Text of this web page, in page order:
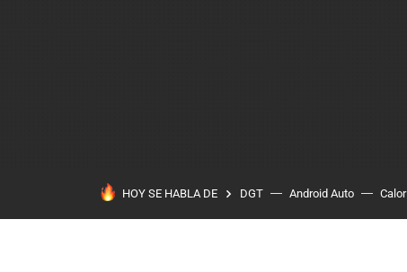
HOY SE HABLA DE DGT Android Auto Calor